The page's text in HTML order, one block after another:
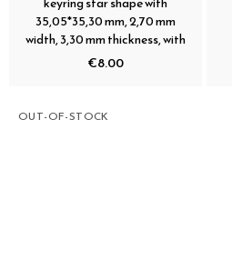
35,05*35,30 mm, 2,70 mm
width, 3,30 mm thickness, with
€8.00
OUT-OF-STOCK